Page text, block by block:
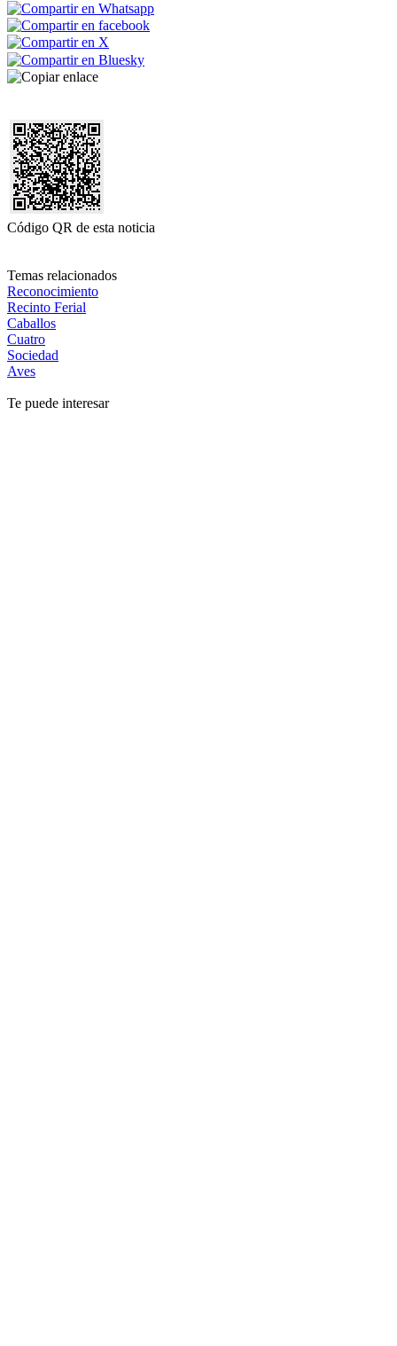
Código QR de esta noticia
Temas relacionados
Reconocimiento
Recinto Ferial
Caballos
Cuatro
Sociedad
Aves
Te puede interesar